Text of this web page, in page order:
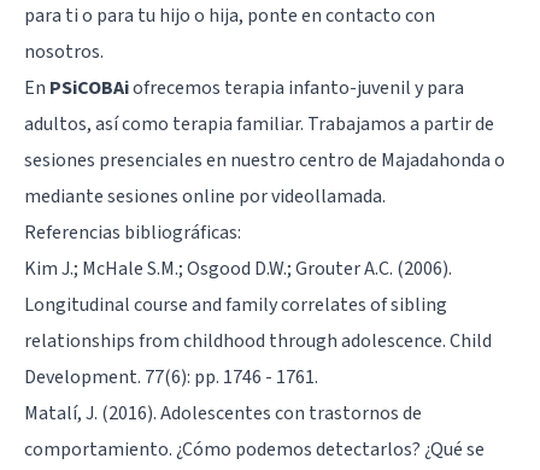
para ti o para tu hijo o hija, ponte en contacto con
nosotros.
En PSiCOBAiofrecemos terapia infanto-juvenil y para
adultos, así como terapia familiar. Trabajamos a partir de
sesiones presenciales en nuestro centro de Majadahonda o
mediante sesiones online por videollamada.
Referencias bibliográficas:
Kim J.; McHale S.M.; Osgood D.W.; Grouter A.C. (2006).
Longitudinal course and family correlates of sibling
relationships from childhood through adolescence. Child
Development. 77(6): pp. 1746 - 1761.
Matalí, J. (2016). Adolescentes con trastornos de
comportamiento. ¿Cómo podemos detectarlos? ¿Qué se